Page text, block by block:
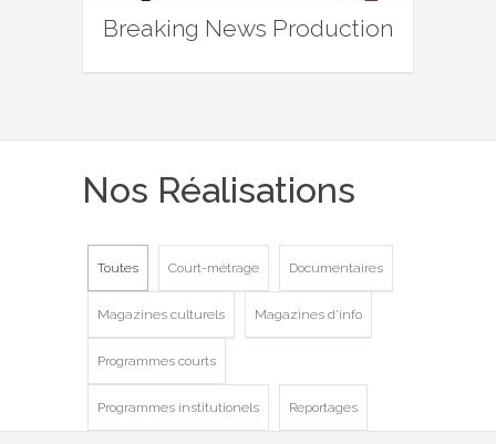
Breaking News Production
Nos Réalisations
Toutes Court-métrage Documentaires
Magazines culturels Magazines d'info
Programmes courts
Programmes institutionels Reportages